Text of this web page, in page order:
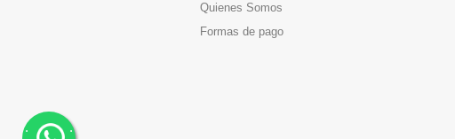
Quienes Somos
Formas de pago
. .